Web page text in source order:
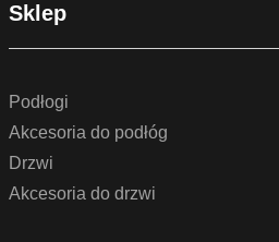
Sklep
Podłogi
Akcesoria do podłóg
Drzwi
Akcesoria do drzwi